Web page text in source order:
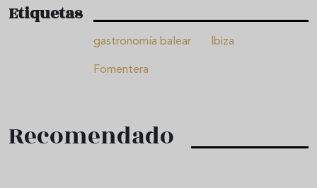
Etiquetas
gastronomía balear Ibiza
Fomentera
Recomendado